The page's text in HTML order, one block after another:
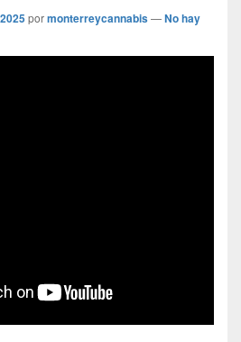
pormonterreycannabis—No hay